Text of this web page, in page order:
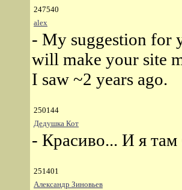
247540
alex
- My suggestion for
will make your site
I saw ~2 years ago.
250144
Дедушка Кот
- Красиво... И я там
251401
Александр Зиновьев